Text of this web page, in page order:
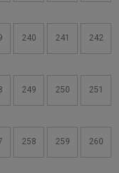
240 241 242
249 250 251
258 259 260